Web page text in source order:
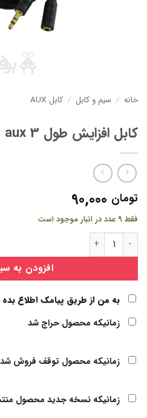
خانه / سیم و کابل / کابل AUX
کابل افزایش طول aux 3
تومان
فقط 9 عدد در انبار موجود است
کابل افزایش طول aux 3 عدد
افزودن به
به من از طریق پیامک اطلاع بده
زمانیکه محصول حراج شد
زمانیکه محصول توقف فروش شد
زمانیکه نسخه جدید محصول